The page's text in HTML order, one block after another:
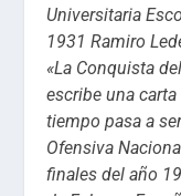
Universitaria
1931 Ramiro
«La Conquista
escribe una
tiempo pasa a
Ofensiva
finales del año